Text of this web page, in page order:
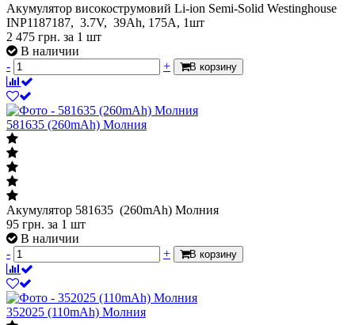
Акумулятор високострумовий Li-ion Semi-Solid Westinghouse
INP1187187, 3.7V, 39Ah, 175A, 1шт
2 475 грн. за 1 шт
В наличии
-
+ В корзину
581635 (260mAh) Молния
Акумулятор 581635 (260mAh) Молния
95 грн. за 1 шт
В наличии
-
+ В корзину
352025 (110mAh) Молния